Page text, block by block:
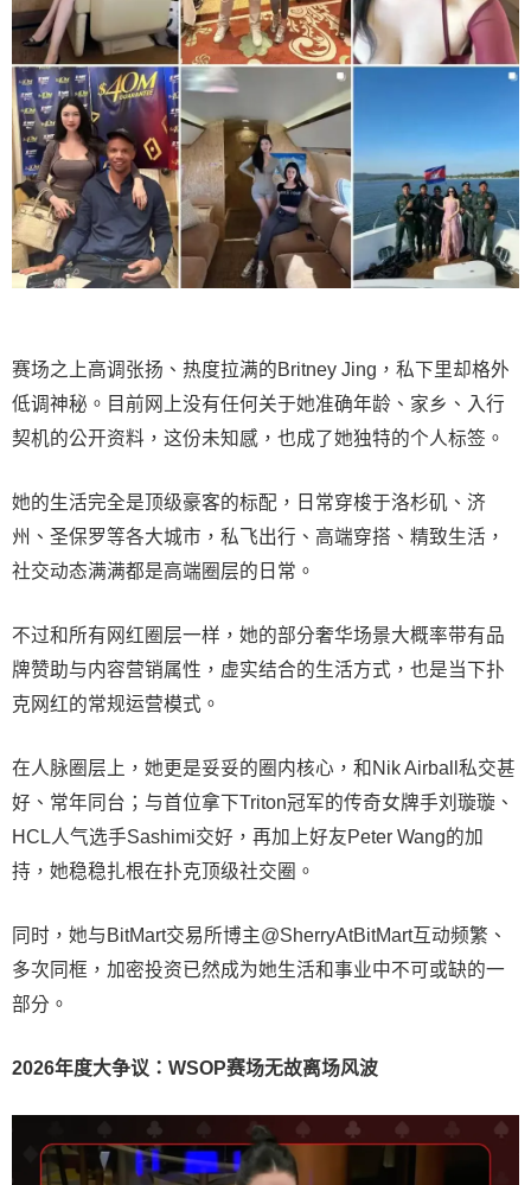
赛场之上高调张扬、热度拉满的Britney Jing，私下里却格外
低调神秘。目前网上没有任何关于她准确年龄、家乡、入行
契机的公开资料，这份未知感，也成了她独特的个人标签。
她的生活完全是顶级豪客的标配，日常穿梭于洛杉矶、济
州、圣保罗等各大城市，私飞出行、高端穿搭、精致生活，
社交动态满满都是高端圈层的日常。
不过和所有网红圈层一样，她的部分奢华场景大概率带有品
牌赞助与内容营销属性，虚实结合的生活方式，也是当下扑
克网红的常规运营模式。
在人脉圈层上，她更是妥妥的圈内核心，和Nik Airball私交甚
好、常年同台；与首位拿下Triton冠军的传奇女牌手刘璇璇、
HCL人气选手Sashimi交好，再加上好友Peter Wang的加
持，她稳稳扎根在扑克顶级社交圈。
同时，她与BitMart交易所博主@SherryAtBitMart互动频繁、
多次同框，加密投资已然成为她生活和事业中不可或缺的一
部分。
2026年度大争议：WSOP赛场无故离场风波